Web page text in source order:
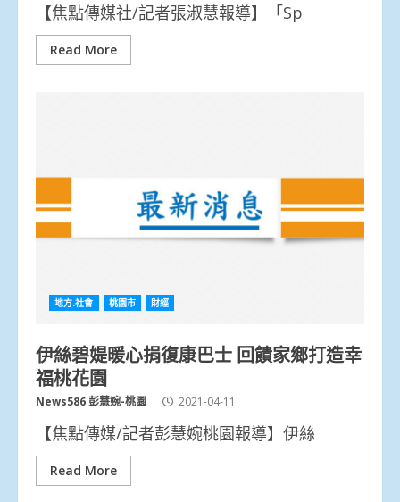
【焦點傳媒社/記者張淑慧報導】「Sp
Read More
地方.社會 桃園市 財經
伊絲碧媞暖心捐復康巴士 回饋家鄉打造幸
福桃花園
News586 彭慧婉-桃園 2021-04-11
【焦點傳媒/記者彭慧婉桃園報導】伊絲
Read More